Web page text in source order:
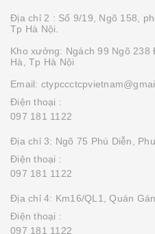
Địa chỉ 2 : Số 9/19, Ngõ 158,
Tp Hà Nội.
Kho xưởng: Ngách 99 Ngõ
Hà, Tp Hà Nội
Email:
Điện thoại :
097 181 1122
Địa chỉ 3: Ngõ 75 Phú Diễn,
Điện thoại :
097 181 1122
Địa chỉ 4: Km16/QL1, Quán
Điện thoại :
097 181 1122